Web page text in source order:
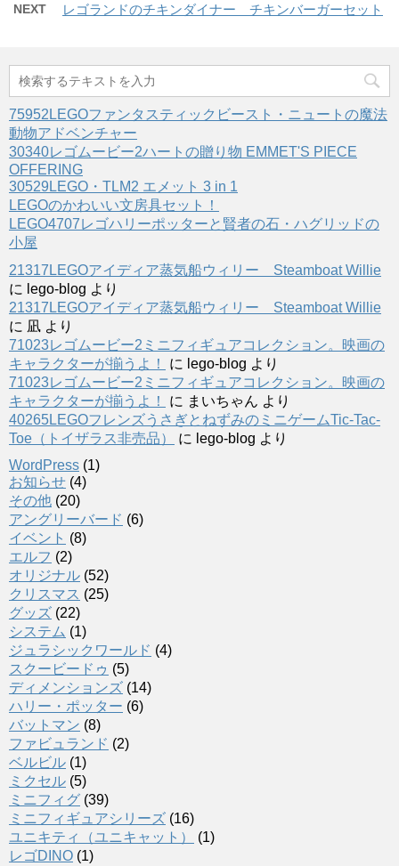
NEXT レゴランドのチキンダイナー チキンバーガーセット
75952LEGOファンタスティックビースト・ニュートの魔法
動物アドベンチャー
30340レゴムービー2ハートの贈り物 EMMET'S PIECE
OFFERING
30529LEGO・TLM2 エメット 3 in 1
LEGOのかわいい文房具セット！
LEGO4707レゴハリーポッターと賢者の石・ハグリッドの
小屋
21317LEGOアイディア蒸気船ウィリー Steamboat Willie
に lego-blog より
21317LEGOアイディア蒸気船ウィリー Steamboat Willie
に 凪 より
71023レゴムービー2ミニフィギュアコレクション。映画の
キャラクターが揃うよ！
に lego-blog より
71023レゴムービー2ミニフィギュアコレクション。映画の
キャラクターが揃うよ！
に まいちゃん より
40265LEGOフレンズうさぎとねずみのミニゲームTic-Tac-
Toe（トイザラス非売品）
に lego-blog より
WordPress (1)
お知らせ (4)
その他 (20)
アングリーバード (6)
イベント (8)
エルフ (2)
オリジナル (52)
クリスマス (25)
グッズ (22)
システム (1)
ジュラシックワールド (4)
スクービードゥ (5)
ディメンションズ (14)
ハリー・ポッター (6)
バットマン (8)
ファビュランド (2)
ベルビル (1)
ミクセル (5)
ミニフィグ (39)
ミニフィギュアシリーズ (16)
ユニキティ（ユニキャット）
(1)
レゴDINO (1)